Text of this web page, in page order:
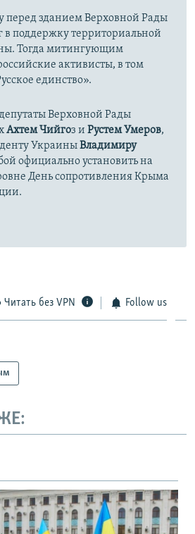
перед зданием Верховной Рады
поддержку территориальной
Тогда митингующим
активисты, в том
единство».
Верховной Рады
Ахтем Чийгоз и Рустем Умеров,
УкраиныВладимиру
официально установить на
День сопротивления Крыма
Читать без VPN Follow us